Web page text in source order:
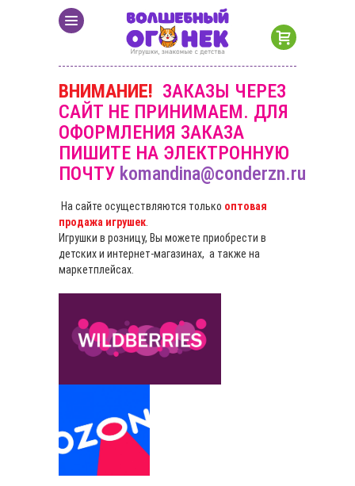
ВНИМАНИЕ! ЗАКАЗЫ ЧЕРЕЗ
САЙТ НЕ ПРИНИМАЕМ. ДЛЯ
ОФОРМЛЕНИЯ ЗАКАЗА
ПИШИТЕ НА ЭЛЕКТРОННУЮ
ПОЧТУ komandina@conderzn.ru
На сайте осуществляются только оптовая
продажа игрушек
Игрушки в розницу, Вы можете приобрести в
детских и интернет-магазинах, а также на
маркетплейсах.